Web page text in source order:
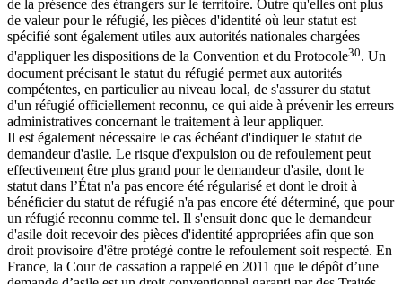
de la présence des étrangers sur le territoire. Outre qu'elles ont plus
de valeur pour le réfugié, les pièces d'identité où leur statut est
spécifié sont également utiles aux autorités nationales chargées
d'appliquer les dispositions de la Convention et du Protocole30. Un
document précisant le statut du réfugié permet aux autorités
compétentes, en particulier au niveau local, de s'assurer du statut
d'un réfugié officiellement reconnu, ce qui aide à prévenir les erreurs
administratives concernant le traitement à leur appliquer.
Il est également nécessaire le cas échéant d'indiquer le statut de
demandeur d'asile. Le risque d'expulsion ou de refoulement peut
effectivement être plus grand pour le demandeur d'asile, dont le
statut dans l’État n'a pas encore été régularisé et dont le droit à
bénéficier du statut de réfugié n'a pas encore été déterminé, que pour
un réfugié reconnu comme tel. Il s'ensuit donc que le demandeur
d'asile doit recevoir des pièces d'identité appropriées afin que son
droit provisoire d'être protégé contre le refoulement soit respecté. En
France, la Cour de cassation a rappelé en 2011 que le dépôt d’une